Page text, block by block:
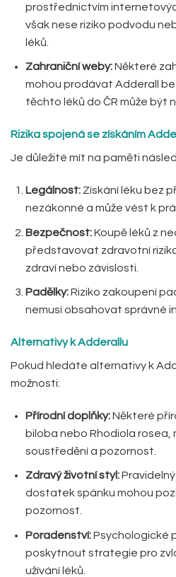
prostřednictvím
však nese riziko podvodu
léků.
Zahraniční weby:Některé
mohou prodávat Adderall
těchto léků do ČR může být
Rizika spojená se získáním
Je důležité mít na paměti
Legálnost:Získání léku bez
nezákonné a může vést k
Bezpečnost:Koupě léků z
představovat zdravotní
zdraví nebo závislosti.
Padělky:Riziko zakoupení
nemusí obsahovat správné
Alternativy k Adderallu
Pokud hledáte alternativy k
možnosti:
Přírodní doplňky:Některé
biloba nebo Rhodiola rosea,
soustředění a pozornost.
Zdravý životní styl:
dostatek spánku mohou
pozornost.
Poradenství:Psychologické
poskytnout strategie pro
užívání léků.